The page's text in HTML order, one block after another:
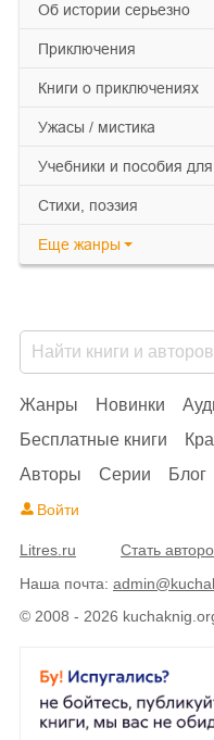
об истории серьезно
приключения
книги о приключениях
ужасы / мистика
учебники и пособия
cтихи, поэзия
Еще жанры
© 2008 - 2026
Жанры Новинки
Бесплатные книги
Авторы
Серии Блог
Войти
Litres.ru Стать
Наша почта: